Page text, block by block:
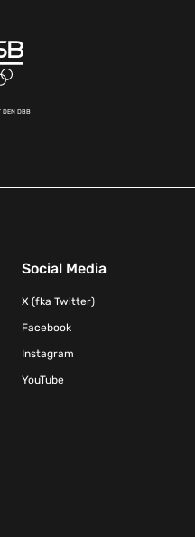
DEN DBB
Social Media
X (fka Twitter)
Facebook
Instagram
YouTube